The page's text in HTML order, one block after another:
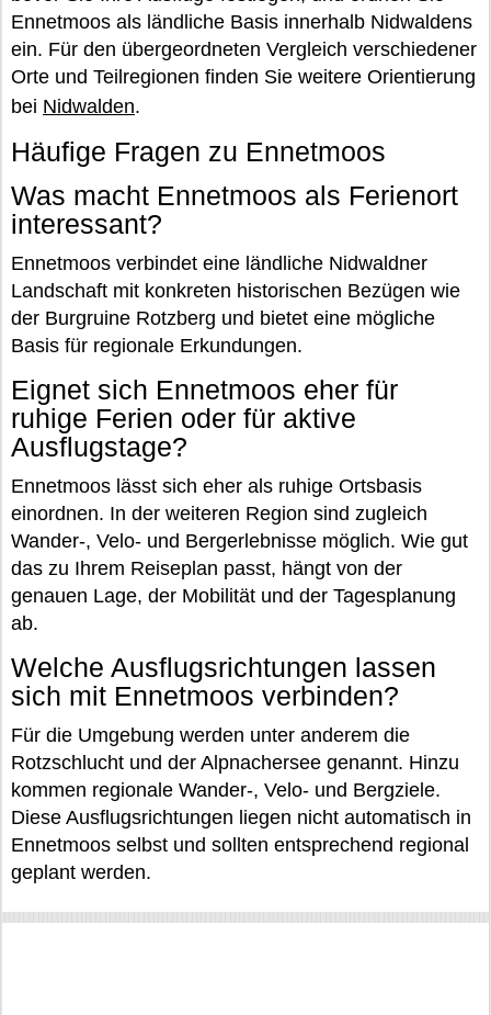
Ennetmoos als ländliche Basis innerhalb Nidwaldens
ein. Für den übergeordneten Vergleich verschiedener
Orte und Teilregionen finden Sie weitere Orientierung
bei Nidwalden.
Häufige Fragen zu Ennetmoos
Was macht Ennetmoos als Ferienort
interessant?
Ennetmoos verbindet eine ländliche Nidwaldner
Landschaft mit konkreten historischen Bezügen wie
der Burgruine Rotzberg und bietet eine mögliche
Basis für regionale Erkundungen.
Eignet sich Ennetmoos eher für
ruhige Ferien oder für aktive
Ausflugstage?
Ennetmoos lässt sich eher als ruhige Ortsbasis
einordnen. In der weiteren Region sind zugleich
Wander-, Velo- und Bergerlebnisse möglich. Wie gut
das zu Ihrem Reiseplan passt, hängt von der
genauen Lage, der Mobilität und der Tagesplanung
ab.
Welche Ausflugsrichtungen lassen
sich mit Ennetmoos verbinden?
Für die Umgebung werden unter anderem die
Rotzschlucht und der Alpnachersee genannt. Hinzu
kommen regionale Wander-, Velo- und Bergziele.
Diese Ausflugsrichtungen liegen nicht automatisch in
Ennetmoos selbst und sollten entsprechend regional
geplant werden.